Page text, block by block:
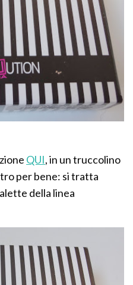
QUI, in un truccolino
per bene: si tratta
della linea